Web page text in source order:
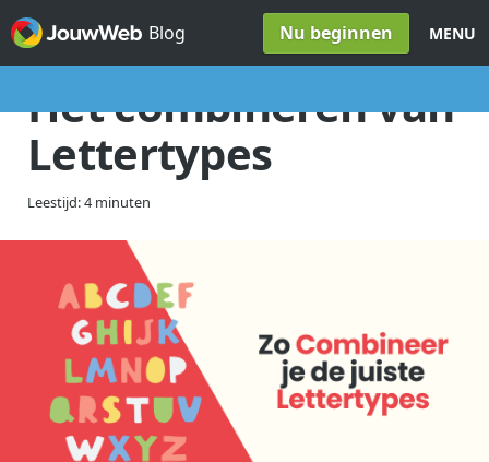
Spring naar inhoud
Blog
Nu beginnen MENU
Het combineren van
Lettertypes
Leestijd: 4 minuten